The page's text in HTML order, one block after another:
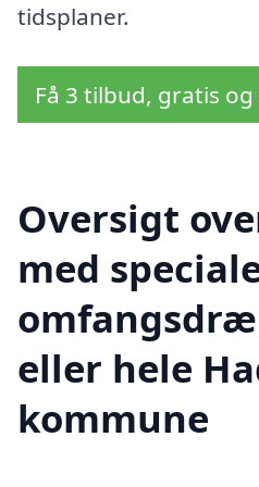
tidsplaner.
Få 3 tilbud, gratis
Oversigt
med
eller hele
kommune